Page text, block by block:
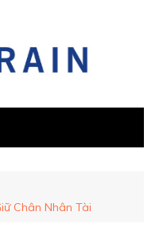
Chân Nhân Tài